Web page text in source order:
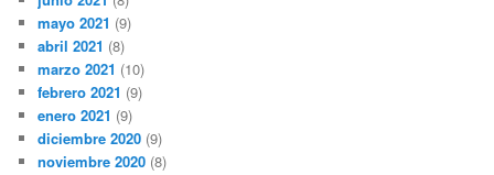
mayo 2021 (9)
abril 2021 (8)
marzo 2021 (10)
febrero 2021 (9)
enero 2021 (9)
diciembre 2020 (9)
noviembre 2020 (8)